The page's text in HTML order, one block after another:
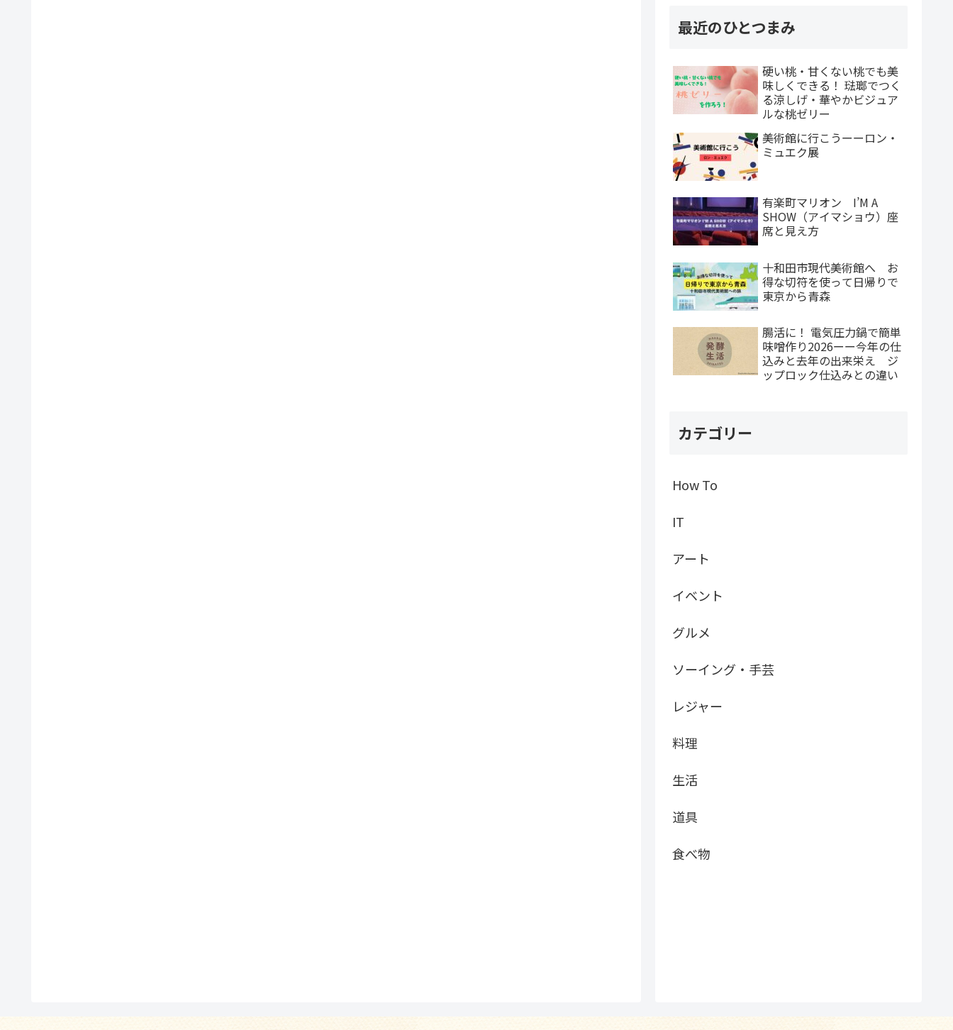
最近のひとつまみ
硬い桃・甘くない桃でも美
味しくできる！ 琺瑯でつく
る涼しげ・華やかビジュア
ルな桃ゼリー
美術館に行こうーーロン・
ミュエク展
有楽町マリオン I’M A
SHOW（アイマショウ）座
席と見え方
十和田市現代美術館へ お
得な切符を使って日帰りで
東京から青森
腸活に！ 電気圧力鍋で簡単
味噌作り2026ーー今年の仕
込みと去年の出来栄え ジ
ップロック仕込みとの違い
カテゴリー
How To
IT
アート
イベント
グルメ
ソーイング・手芸
レジャー
料理
生活
道具
食べ物